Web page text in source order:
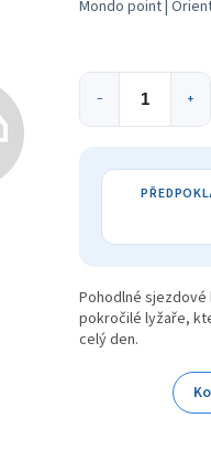
Z
D
Mondo point |
+
−
Pohodlné
pokročilé lyžaře,
celý den.